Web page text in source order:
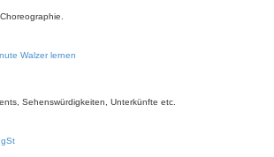
Walzer lernen
Sehenswürdigkeiten, Unterkünfte etc.
N